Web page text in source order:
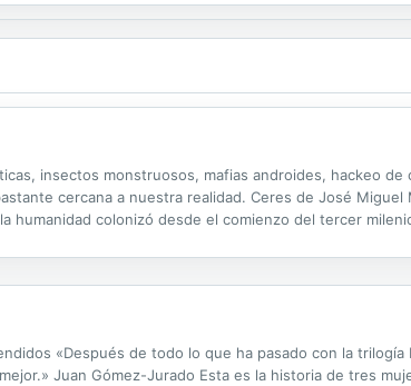
insectos monstruosos, mafias androides, hackeo
cercana a nuestra realidad. Ceres de José
humanidad colonizó desde el comienzo del tercer
«Después de todo lo que ha pasado con la
Juan Gómez-Jurado Esta es la historia de tres